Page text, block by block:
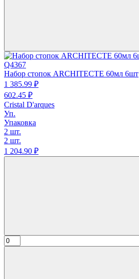
Q4367
Набор стопок ARCHITECTE 60мл 6шт
1 385.99 ₽
602.45 ₽
Cristal D'arques
Уп.
Упаковка
2 шт.
2 шт.
1 204.90 ₽